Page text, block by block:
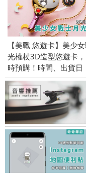
【美戰 悠遊卡】美少
光權杖3D造型悠遊卡
時預購！時間、出貨日